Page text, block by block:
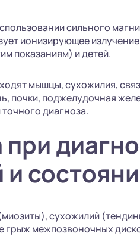
сильного
ионизирующее
показаниям) и детей.
мышцы, сухожилия,
почки, поджелудочная
диагноза.
сухожилий
грыж межпозвоночных